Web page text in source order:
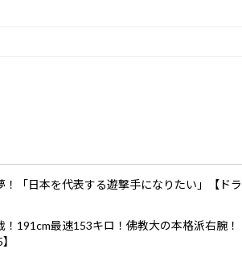
！「日本を代表する遊撃手になりたい」【ドラ
！191cm最速153キロ！佛教大の本格派右腕！